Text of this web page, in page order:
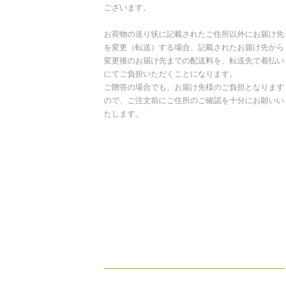
ございます。
お荷物の送り状に記載されたご住所以外にお届け先
を変更（転送）する場合、記載されたお届け先から
変更後のお届け先までの配送料を、転送先で着払い
にてご負担いただくことになります。
ご贈答の場合でも、お届け先様のご負担となります
ので、ご注文前にご住所のご確認を十分にお願いい
たします。